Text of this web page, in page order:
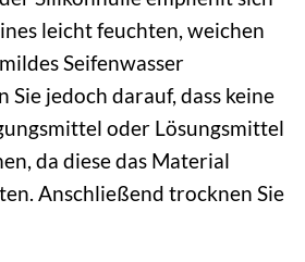
leicht feuchten, weichen
Seifenwasser
Sie jedoch darauf, dass keine
oder Lösungsmittel
da diese das Material
Anschließend trocknen Sie